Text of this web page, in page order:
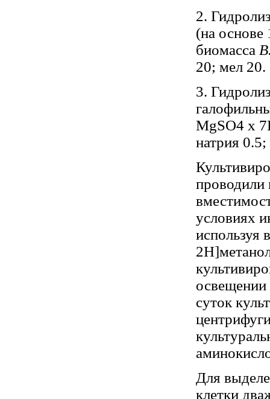
2.
(на
биомасса
20; мел 20.
3.
MgSO4 x
натрия
проводили
условиях
используя
освещении
суток
Для
клетки